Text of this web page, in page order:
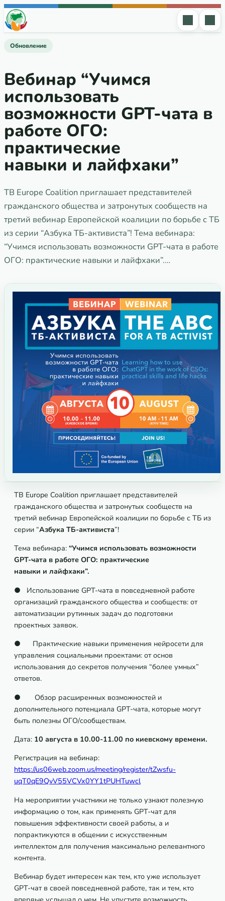
Перейти к содержимому
Обновление
Вебинар “Учимся
использовать
возможности GPT-чата в
работе ОГО:
практические
навыки и лайфхаки”
TB Europe Coalition приглашает представителей
гражданского общества и затронутых сообществ на
третий вебинар Европейской коалиции по борьбе с ТБ
из серии “Азбука ТБ-активиста”! Тема вебинара:
“Учимся использовать возможности GPT-чата в работе
ОГО: практические навыки и лайфхаки”.…
TB Europe Coalition приглашает представителей
гражданского общества и затронутых сообществ на
третий вебинар Европейской коалиции по борьбе с ТБ из
серии “Азбука ТБ-активиста”!
Тема вебинара: “Учимся использовать возможности
GPT-чата в работе ОГО: практические
навыки и лайфхаки”.
● Использование GPT-чата в повседневной работе
организаций гражданского общества и сообществ: от
автоматизации рутинных задач до подготовки
проектных заявок.
● Практические навыки применения нейросети для
управления социальными проектами: от основ
использования до секретов получения “более умных”
ответов.
● Обзор расширенных возможностей и
дополнительного потенциала GPT-чата, которые могут
быть полезны ОГО/сообществам.
Дата: 10 августа в 10.00-11.00 по киевскому времени.
Регистрация на вебинар:
https://us06web.zoom.us/meeting/register/tZwsfu-
uqT0qE9QvV55VCVx0YY1tPUHTuwcl
На мероприятии участники не только узнают полезную
информацию о том, как применять GPT-чат для
повышения эффективности своей работы, а и
попрактикуются в общении с искусственным
интеллектом для получения максимально релевантного
контента.
Вебинар будет интересен как тем, кто уже использует
GPT-чат в своей повседневной работе, так и тем, кто